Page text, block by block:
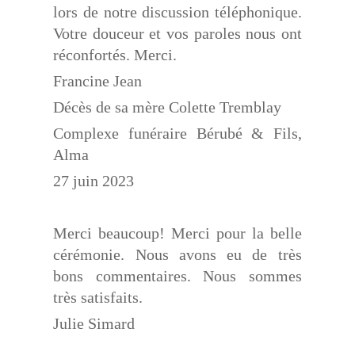
lors de notre discussion téléphonique.
Votre douceur et vos paroles nous ont
réconfortés. Merci.
Francine Jean
Décès de sa mère Colette Tremblay
Complexe funéraire Bérubé & Fils,
Alma
27 juin 2023
Merci beaucoup! Merci pour la belle
cérémonie. Nous avons eu de très
bons commentaires. Nous sommes
très satisfaits.
Julie Simard